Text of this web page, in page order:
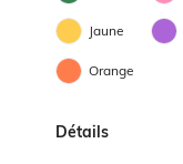
Jaune
Orange
Détails